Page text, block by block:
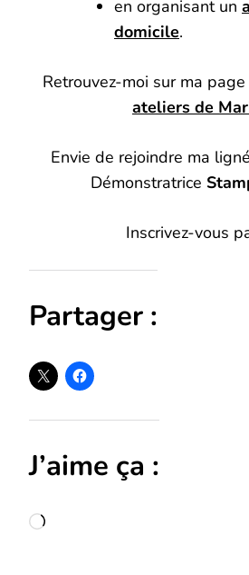
en organisant un
domicile.
Retrouvez-moi sur ma page
ateliers de
Envie de rejoindre ma
Démonstratrice
Inscrivez-vous
Partager :
J’aime ça :
Chargement…